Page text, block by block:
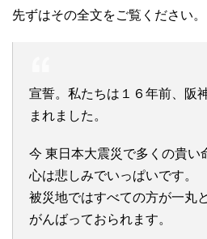
先ずはその全文をご覧ください。
宣誓。私たちは１６年前、阪
まれました。
今 東日本大震災で多くの貴い
心は悲しみでいっぱいです。
被災地ではすべての方が一丸
がんばっておられます。